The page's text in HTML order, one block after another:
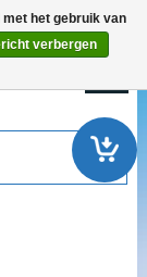
het gebruik van
verbergen